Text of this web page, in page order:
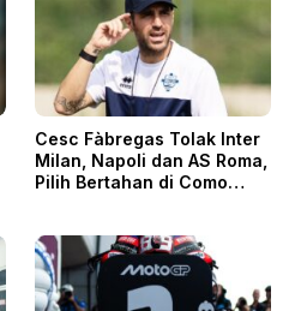
Cesc Fàbregas Tolak Inter
Milan, Napoli dan AS Roma,
Pilih Bertahan di Como